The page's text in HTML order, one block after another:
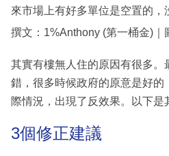
來市場上有好多單位是空置的，
撰文：1%Anthony (第一桶金)｜
其實有樓無人住的原因有很多。
錯，很多時候政府的原意是好
際情況，出現了反效果。以下是
3個修正建議